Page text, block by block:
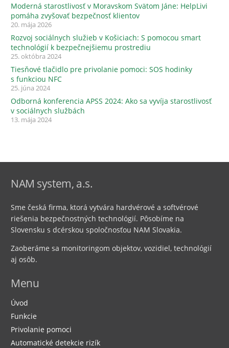
Moderná starostlivosť v Moravskom Svätom Jáne: HelpLivi
pomáha zvyšovať bezpečnosť klientov
20. mája 2026
Rozvoj sociálnych služieb v Košiciach: S pomocou smart
technológií k bezpečnejšiemu prostrediu
25. októbra 2024
Tiesňové tlačidlo pre privolanie pomoci: SOS hodinky
s funkciou NFC
25. júna 2024
Odborná konferencia APSS 2024: Ako sa vyvíja starostlivosť
v sociálnych službách
13. mája 2024
NAM system, a.s.
Sme česká firma, ktorá vytvára hardvérové ​​a softvérové ​​
riešenia bezpečnostných technológií. Pôsobíme na
Slovensku s dcérskou spoločnosťou NAM Slovakia.
Zaoberáme sa monitoringom objektov, vozidiel, technológií
aj osôb.
Menu
Úvod
Funkcie
Privolanie pomoci
Automatické detekcie rizík